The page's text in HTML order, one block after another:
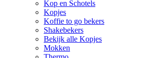
Kop en Schotels
Kopjes
Koffie to go bekers
Shakebekers
Bekijk alle Kopjes
Mokken